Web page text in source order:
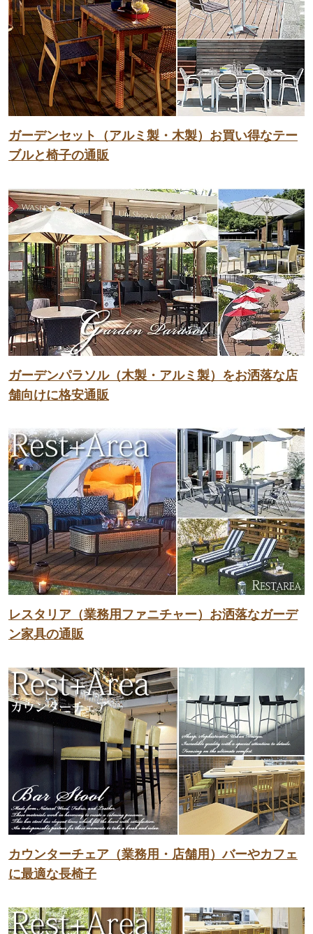
ガーデンセット（アルミ製・木製）お買い得なテー
ブルと椅子の通販
ガーデンパラソル（木製・アルミ製）をお洒落な店
舗向けに格安通販
レスタリア（業務用ファニチャー）お洒落なガーデ
ン家具の通販
カウンターチェア（業務用・店舗用）バーやカフェ
に最適な長椅子